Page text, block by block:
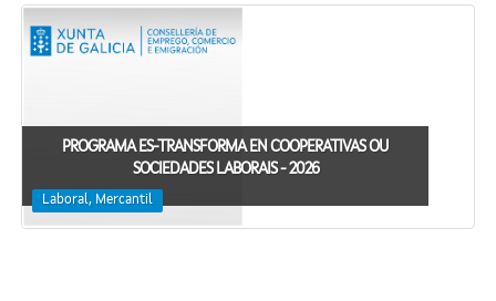
PROGRAMA ES-TRANSFORMA EN COOPERATIVAS OU
SOCIEDADES LABORAIS - 2026
Laboral, Mercantil